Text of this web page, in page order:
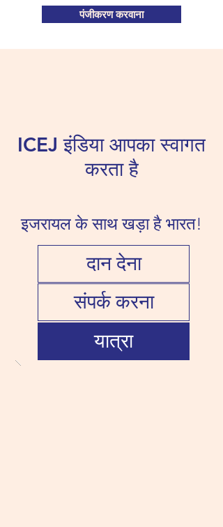
पंजीकरण करवाना
ICEJ इंडिया आपका स्वागत
करता है
इजरायल के साथ खड़ा है भारत!
दान देना
संपर्क करना
यात्रा